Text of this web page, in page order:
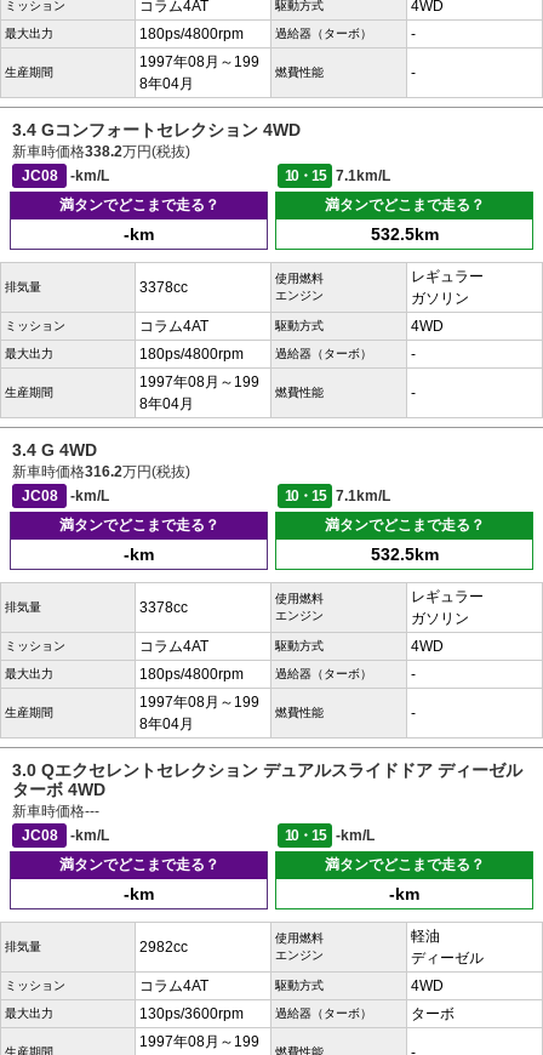
ミッション コラム4AT 駆動方式 4WD
最大出力 180ps/4800rpm 過給器（ターボ） -
生産期間
1997年08月～199
8年04月
燃費性能 -
3.4 Gコンフォートセレクション 4WD
新車時価格338.2万円(税抜)
JC08
-km/L 10・15
7.1km/L
満タンでどこまで走る？
-km
満タンでどこまで走る？
532.5km
排気量 3378cc
使用燃料
エンジン
レギュラー
ガソリン
ミッション コラム4AT 駆動方式 4WD
最大出力 180ps/4800rpm 過給器（ターボ） -
生産期間
1997年08月～199
8年04月
燃費性能 -
3.4 G 4WD
新車時価格316.2万円(税抜)
JC08
-km/L 10・15
7.1km/L
満タンでどこまで走る？
-km
満タンでどこまで走る？
532.5km
排気量 3378cc
使用燃料
エンジン
レギュラー
ガソリン
ミッション コラム4AT 駆動方式 4WD
最大出力 180ps/4800rpm 過給器（ターボ） -
生産期間
1997年08月～199
8年04月
燃費性能 -
3.0 Qエクセレントセレクション デュアルスライドドア ディーゼル
ターボ 4WD
新車時価格---
JC08
-km/L 10・15
-km/L
満タンでどこまで走る？
-km
満タンでどこまで走る？
-km
排気量 2982cc
使用燃料
エンジン
軽油
ディーゼル
ミッション コラム4AT 駆動方式 4WD
最大出力 130ps/3600rpm 過給器（ターボ） ターボ
生産期間
1997年08月～199
燃費性能